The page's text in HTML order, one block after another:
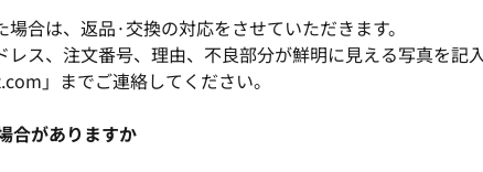
合は、返品·交換の対応をさせていただきます。
レス、注文番号、理由、不良部分が鮮明に見える写真を記
」までご連絡してください。
合がありますか